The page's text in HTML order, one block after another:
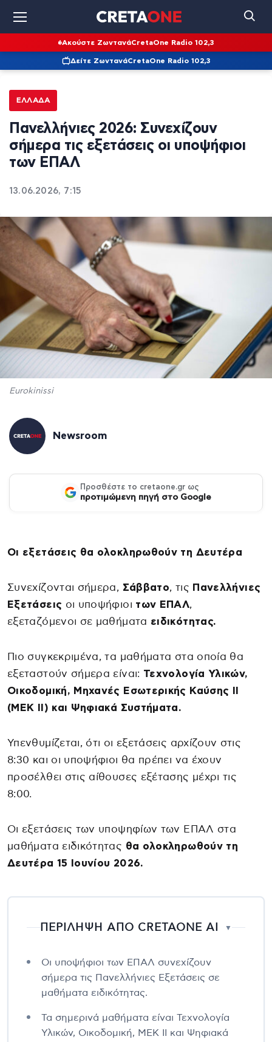
Ακούστε ΖωντανάCretaOne Radio 102,3
Δείτε ΖωντανάCretaOne Radio 102,3
ΕΛΛΆΔΑ
Πανελλήνιες 2026: Συνεχίζουν
σήμερα τις εξετάσεις οι υποψήφιοι
των ΕΠΑΛ
13.06.2026, 7:15
Eurokinissi
Newsroom
Προσθέστε το cretaone.gr ως
προτιμώμενη πηγή στο Google
Οι εξετάσεις θα ολοκληρωθούν τη Δευτέρα
Συνεχίζονται σήμερα, Σάββατο, τις Πανελλήνιες
Εξετάσεις οι υποψήφιοι των ΕΠΑΛ,
εξεταζόμενοι σε μαθήματα ειδικότητας.
Πιο συγκεκριμένα, τα μαθήματα στα οποία θα
εξεταστούν σήμερα είναι: Τεχνολογία Υλικών,
Οικοδομική, Μηχανές Εσωτερικής Καύσης ΙΙ
(ΜΕΚ ΙΙ) και Ψηφιακά Συστήματα.
Υπενθυμίζεται, ότι οι εξετάσεις αρχίζουν στις
8:30 και οι υποψήφιοι θα πρέπει να έχουν
προσέλθει στις αίθουσες εξέτασης μέχρι τις
8:00.
Οι εξετάσεις των υποψηφίων των ΕΠΑΛ στα
μαθήματα ειδικότητας θα ολοκληρωθούν τη
Δευτέρα 15 Ιουνίου 2026.
ΠΕΡΙΛΗΨΗ ΑΠΟ CRETAONE AI ▼
Οι υποψήφιοι των ΕΠΑΛ συνεχίζουν
σήμερα τις Πανελλήνιες Εξετάσεις σε
μαθήματα ειδικότητας.
Τα σημερινά μαθήματα είναι Τεχνολογία
Υλικών, Οικοδομική, ΜΕΚ ΙΙ και Ψηφιακά